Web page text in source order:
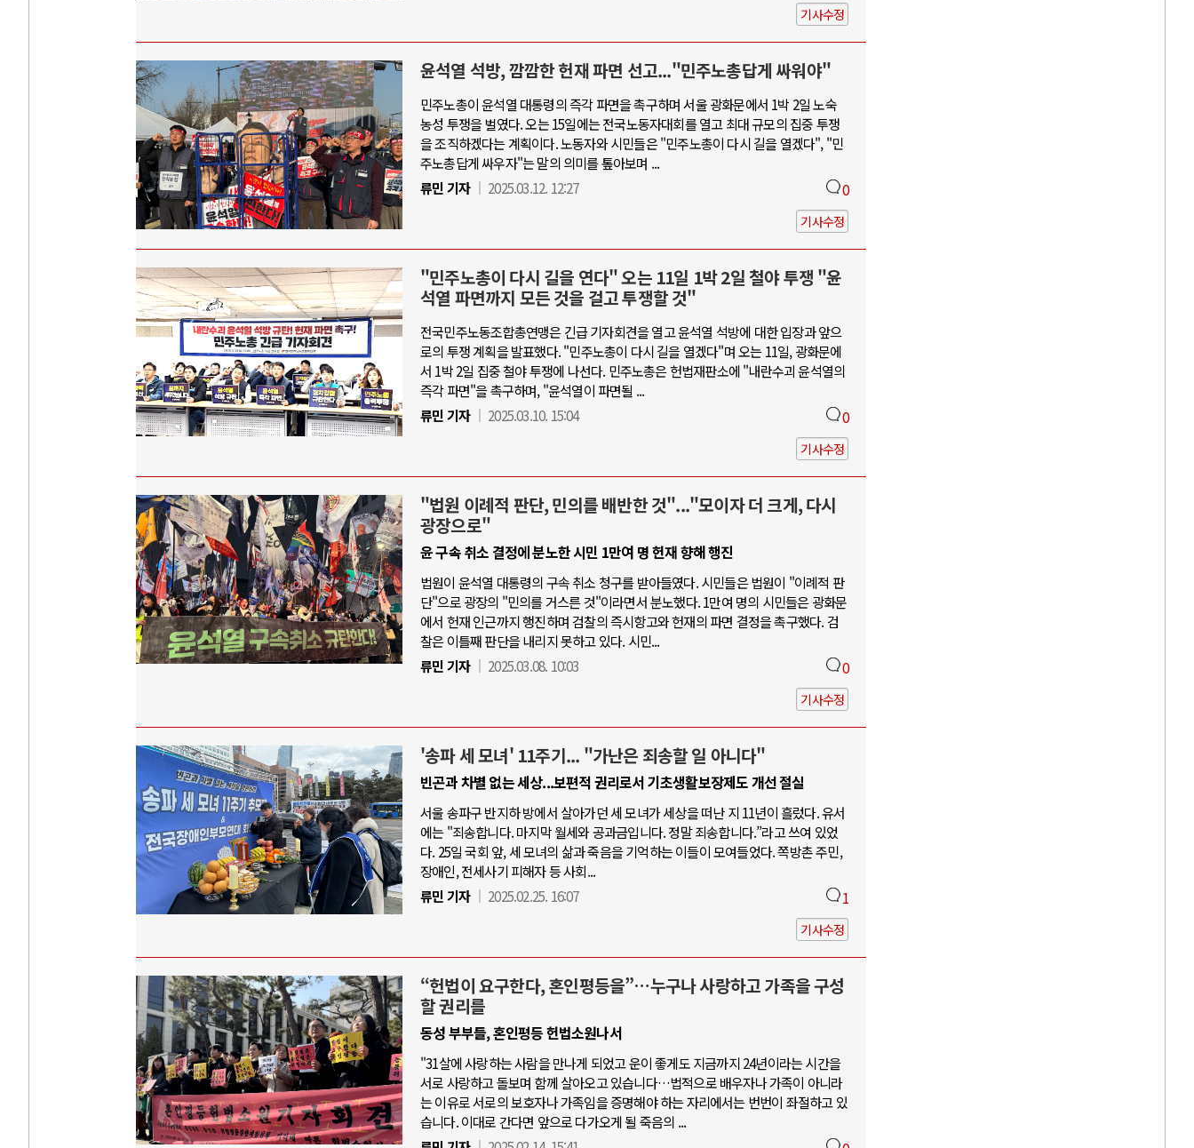
기사수정
윤석열 석방, 깜깜한 헌재 파면 선고..."민주노총답게 싸워야"
민주노총이 윤석열 대통령의 즉각 파면을 촉구하며 서울 광화문에서 1박 2일 노숙
농성 투쟁을 벌였다. 오는 15일에는 전국노동자대회를 열고 최대 규모의 집중 투쟁
을 조직하겠다는 계획이다. 노동자와 시민들은 "민주노총이 다시 길을 열겠다", "민
주노총답게 싸우자"는 말의 의미를 톺아보며 ...
류민 기자
2025.03.12. 12:27 0
기사수정
"민주노총이 다시 길을 연다" 오는 11일 1박 2일 철야 투쟁 "윤
석열 파면까지 모든 것을 걸고 투쟁할 것"
전국민주노동조합총연맹은 긴급 기자회견을 열고 윤석열 석방에 대한 입장과 앞으
로의 투쟁 계획을 발표했다. "민주노총이 다시 길을 열겠다"며 오는 11일, 광화문에
서 1박 2일 집중 철야 투쟁에 나선다. 민주노총은 헌법재판소에 "내란수괴 윤석열의
즉각 파면"을 촉구하며, "윤석열이 파면될 ...
류민 기자
2025.03.10. 15:04 0
기사수정
"법원 이례적 판단, 민의를 배반한 것"..."모이자 더 크게, 다시
광장으로"
윤 구속 취소 결정에 분노한 시민 1만여 명 헌재 향해 행진
법원이 윤석열 대통령의 구속 취소 청구를 받아들였다. 시민들은 법원이 "이례적 판
단"으로 광장의 "민의를 거스른 것"이라면서 분노했다. 1만여 명의 시민들은 광화문
에서 헌재 인근까지 행진하며 검찰의 즉시항고와 헌재의 파면 결정을 촉구했다. 검
찰은 이틀째 판단을 내리지 못하고 있다. 시민...
류민 기자
2025.03.08. 10:03 0
기사수정
'송파 세 모녀' 11주기... "가난은 죄송할 일 아니다"
빈곤과 차별 없는 세상...보편적 권리로서 기초생활보장제도 개선 절실
서울 송파구 반지하 방에서 살아가던 세 모녀가 세상을 떠난 지 11년이 흘렀다. 유서
에는 "죄송합니다. 마지막 월세와 공과금입니다. 정말 죄송합니다.”라고 쓰여 있었
다. 25일 국회 앞, 세 모녀의 삶과 죽음을 기억하는 이들이 모여들었다. 쪽방촌 주민,
장애인, 전세사기 피해자 등 사회...
류민 기자
2025.02.25. 16:07 1
기사수정
“헌법이 요구한다, 혼인평등을”…누구나 사랑하고 가족을 구성
할 권리를
동성 부부들, 혼인평등 헌법소원나서
"31살에 사랑하는 사람을 만나게 되었고 운이 좋게도 지금까지 24년이라는 시간을
서로 사랑하고 돌보며 함께 살아오고 있습니다…법적으로 배우자나 가족이 아니라
는 이유로 서로의 보호자나 가족임을 증명해야 하는 자리에서는 번번이 좌절하고 있
습니다. 이대로 간다면 앞으로 다가오게 될 죽음의 ...